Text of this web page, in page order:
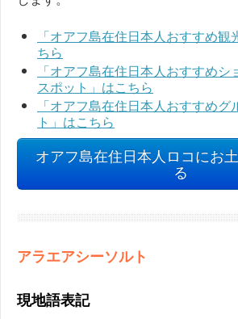
「オアフ島在住日本人おすすめ観
ちら
「オアフ島在住日本人おすすめ
スポット」はこちら
「オアフ島在住日本人おすすめグ
ト」はこちら
オアフ島在住日本人ロコにお
る
アラエアシーソルト
現地語表記